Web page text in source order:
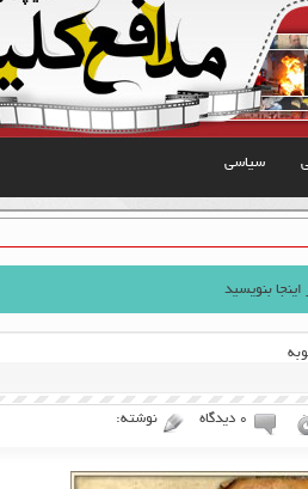
سیاسی
۰ دیدگاه نوشته: